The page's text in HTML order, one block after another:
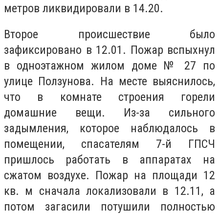
метров ликвидировали в 14.20.
Второе происшествие было
зафиксировано в 12.01. Пожар вспыхнул
в одноэтажном жилом доме № 27 по
улице Ползунова. На месте выяснилось,
что в комнате строения горели
домашние вещи. Из-за сильного
задымления, которое наблюдалось в
помещении, спасателям 7-й ГПСЧ
пришлось работать в аппаратах на
сжатом воздухе. Пожар на площади 12
кв. м сначала локализовали в 12.11, а
потом загасили потушили полностью